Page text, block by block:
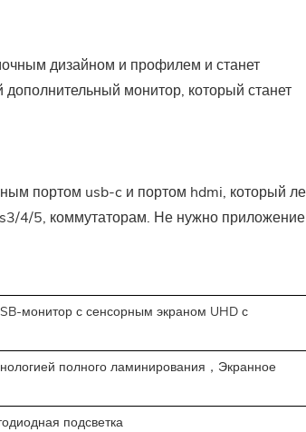
дизайном и профилем и станет
монитор, который станет
портом usb-c и портом hdmi, который
4/5, коммутаторам. Не нужно
монитор с сенсорным экраном UHD с
полного ламинирования，Экранное
подсветка